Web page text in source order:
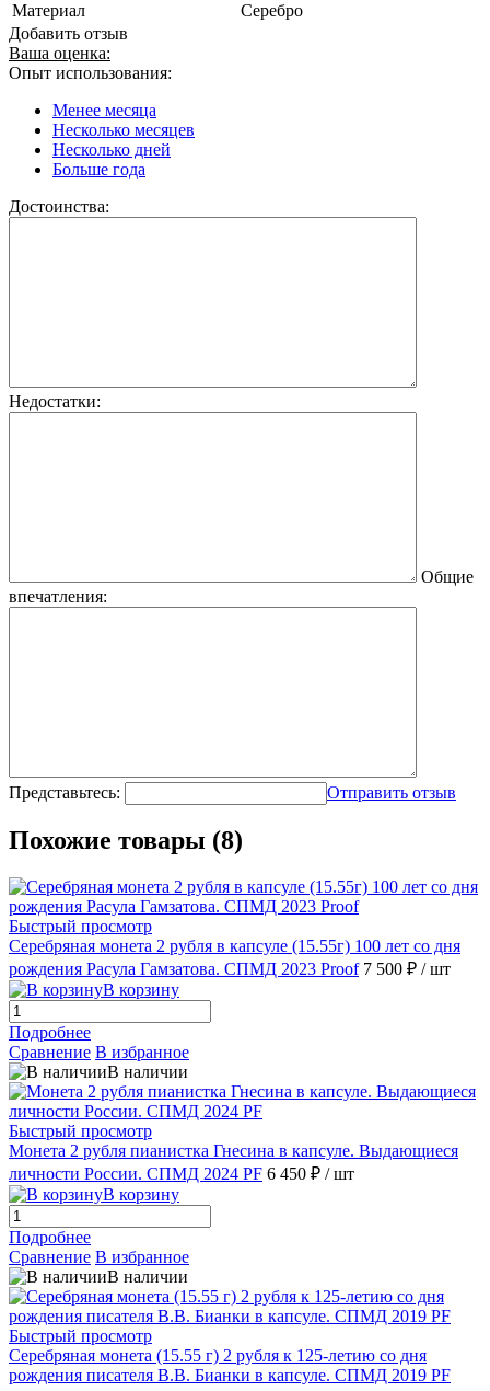
Материал
Серебро
Добавить отзыв
Ваша оценка:
Опыт использования:
Менее месяца
Несколько месяцев
Несколько дней
Больше года
Достоинства:
Недостатки:
Общие
впечатления:
Представьтесь: Отправить отзыв
Похожие товары (8)
Быстрый просмотр
Серебряная монета 2 рубля в капсуле (15.55г) 100 лет со дня
рождения Расула Гамзатова. СПМД 2023 Proof 7 500 ₽ / шт
В корзину
Подробнее
Сравнение В избранное
В наличии
Быстрый просмотр
Монета 2 рубля пианистка Гнесина в капсуле. Выдающиеся
личности России. СПМД 2024 PF 6 450 ₽ / шт
В корзину
Подробнее
Сравнение В избранное
В наличии
Быстрый просмотр
Серебряная монета (15.55 г) 2 рубля к 125-летию со дня
рождения писателя В.В. Бианки в капсуле. СПМД 2019 PF